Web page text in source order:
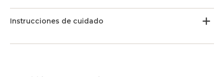
Instrucciones de cuidado